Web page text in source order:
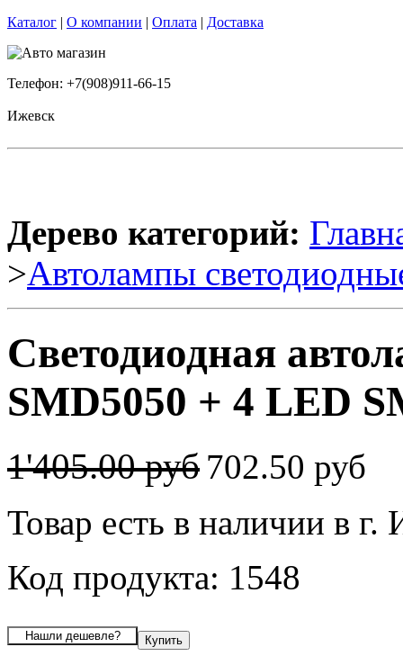
Каталог | О компании | Оплата | Доставка
Телефон: +7(908)911-66-15
Ижевск
Дерево категорий:
>Автолампы
Светодиодная
SMD5050 + 4 LED
1'405.00 руб 702.50 руб
Товар есть в наличии в г.
Код продукта: 1548